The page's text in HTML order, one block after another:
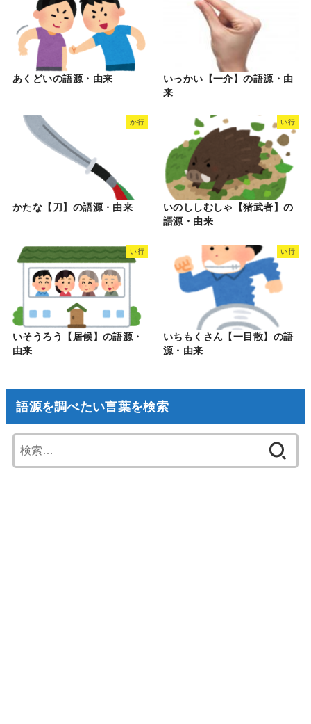
あくどいの語源・由来
いっかい【一介】の語源・由
来
か行
かたな【刀】の語源・由来
い行
いのししむしゃ【猪武者】の
語源・由来
い行
いそうろう【居候】の語源・
由来
い行
いちもくさん【一目散】の語
源・由来
語源を調べたい言葉を検索
索: